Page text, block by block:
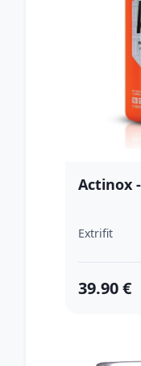
Actinox
Extrifit
39.90 €